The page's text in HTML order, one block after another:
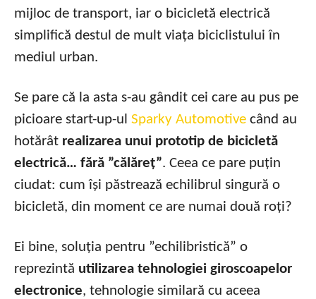
mijloc de transport, iar o bicicletă electrică
simplifică destul de mult viața biciclistului în
mediul urban.
Se pare că la asta s-au gândit cei care au pus pe
picioare start-up-ul Sparky Automotive când au
hotărât realizarea unui prototip de bicicletă
electrică… fără ”călăreț”. Ceea ce pare puțin
ciudat: cum își păstrează echilibrul singură o
bicicletă, din moment ce are numai două roți?
Ei bine, soluția pentru ”echilibristică” o
reprezintă utilizarea tehnologiei giroscoapelor
electronice, tehnologie similară cu aceea